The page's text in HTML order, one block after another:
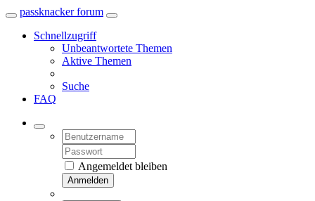
passknacker forum
Schnellzugriff
Unbeantwortete Themen
Aktive Themen
Suche
FAQ
Angemeldet bleiben
Anmelden